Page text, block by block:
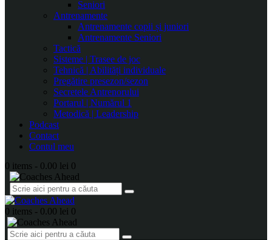
Seniori
Antrenamente
Antrenamente copii și juniori
Antrenamente Seniori
Tactică
Sisteme | Trasee de joc
Tehnică | Abilități individuale
Pregătire presezon/sezon
Secretele Antrenorului
Portarul | Numărul 1
Metodică | Leadership
Podcast
Contact
Contul meu
0 items - 0.00 lei 0
0 items - 0.00 lei 0